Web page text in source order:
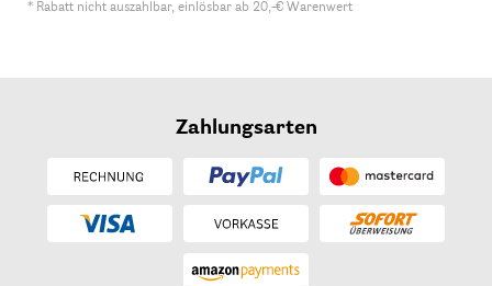
* Rabatt nicht auszahlbar, einlösbar ab 20,-€ Warenwert
Zahlungsarten